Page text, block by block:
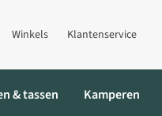
Winkels Klantenservice
& tassen Kamperen